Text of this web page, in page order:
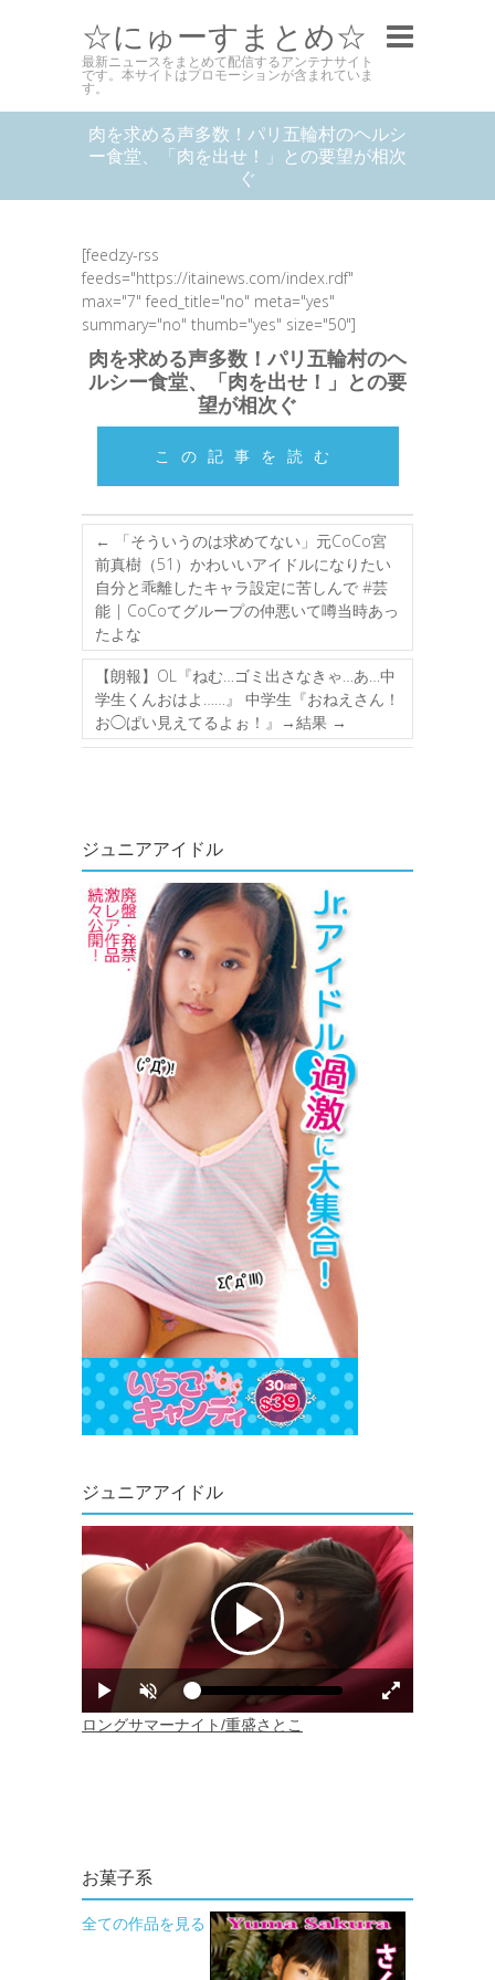
☆にゅーすまとめ☆
最新ニュースをまとめて配信するアンテナサイト
です。本サイトはプロモーションが含まれていま
す。
肉を求める声多数！パリ五輪村のヘルシ
ー食堂、「肉を出せ！」との要望が相次
ぐ
[feedzy-rss
feeds="https://itainews.com/index.rdf"
max="7" feed_title="no" meta="yes"
summary="no" thumb="yes" size="50"]
肉を求める声多数！パリ五輪村のヘ
ルシー食堂、「肉を出せ！」との要
望が相次ぐ
この記事を読む
←
「そういうのは求めてない」元CoCo宮
前真樹（51）かわいいアイドルになりたい
自分と乖離したキャラ設定に苦しんで #芸
能 | CoCoてグループの仲悪いて噂当時あっ
たよな
【朗報】OL『ねむ…ゴミ出さなきゃ…あ…中
学生くんおはよ……』 中学生『おねえさん！
お◯ぱい見えてるよぉ！』→結果 →
ジュニアアイドル
ジュニアアイドル
お菓子系
全ての作品を見る